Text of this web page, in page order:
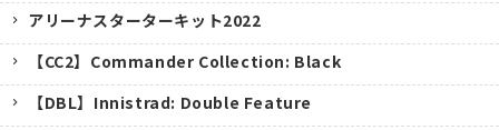
アリーナスターターキット2022
【CC2】Commander Collection: Black
【DBL】Innistrad: Double Feature